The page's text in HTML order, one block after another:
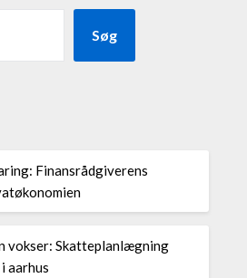
Søg
Finansrådgiverens
vokser: Skatteplanlægning
aarhus